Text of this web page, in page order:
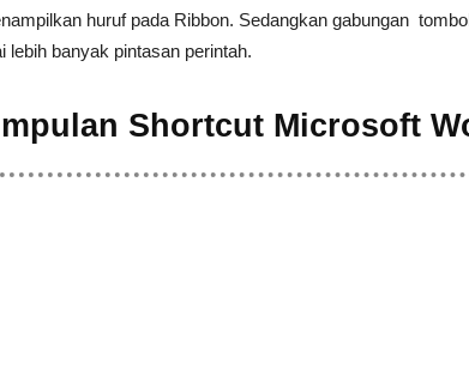
huruf pada Ribbon. Sedangkan gabungan
lebih banyak pintasan perintah.
Shortcut Microsoft